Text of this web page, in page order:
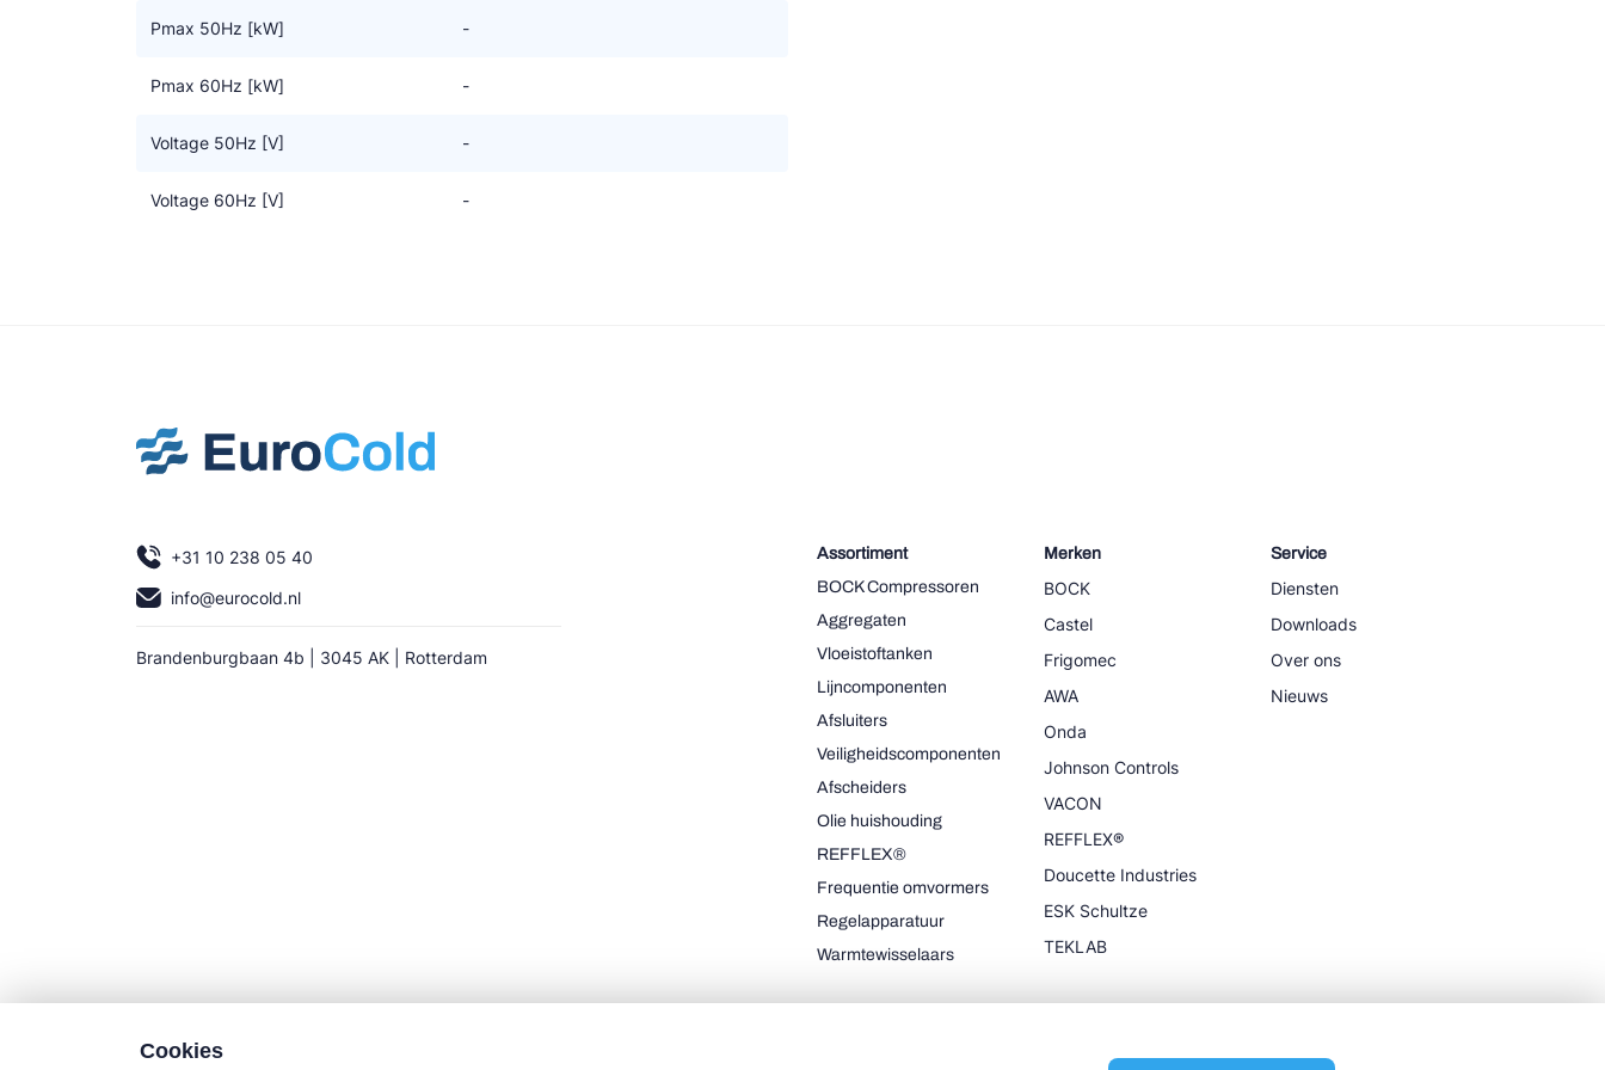
Pmax 50Hz [kW] -
Pmax 60Hz [kW] -
Voltage 50Hz [V] -
Voltage 60Hz [V] -
+31 10 238 05 40
info@eurocold.nl
Brandenburgbaan 4b | 3045 AK | Rotterdam
Assortiment
BOCK Compressoren
Aggregaten
Vloeistoftanken
Lijncomponenten
Afsluiters
Veiligheidscomponenten
Afscheiders
Olie huishouding
REFFLEX®
Frequentie omvormers
Regelapparatuur
Warmtewisselaars
Merken
BOCK
Castel
Frigomec
AWA
Onda
Johnson Controls
VACON
REFFLEX®
Doucette Industries
ESK Schultze
TEKLAB
Service
Diensten
Downloads
Over ons
Nieuws
Cookies